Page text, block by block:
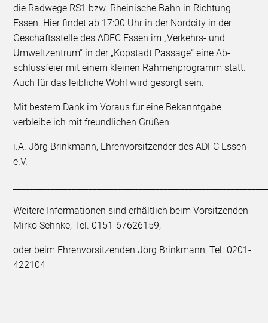
die Radwege RS1 bzw. Rheinische Bahn in Richtung
Essen. Hier findet ab 17:00 Uhr in der Nordcity in der
Geschäftsstelle des ADFC Essen im „Verkehrs- und
Umweltzentrum“ in der „Kopstadt Passage“ eine Ab­
schlussfeier mit einem kleinen Rahmenprogramm statt.
Auch für das leibliche Wohl wird gesorgt sein.
Mit bestem Dank im Voraus für eine Bekanntgabe
verbleibe ich mit freundlichen Grüßen
i.A. Jörg Brinkmann, Ehrenvorsitzender des ADFC Essen
e.V.
Weitere Informationen sind erhältlich beim Vorsitzenden
Mirko Sehnke, Tel. 0151-67626159,
oder beim Ehrenvorsitzenden Jörg Brinkmann, Tel. 0201-
422104